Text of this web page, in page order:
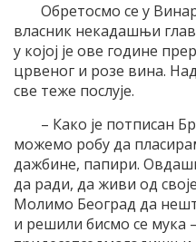
Обретосмо се у
власник некадашњи
у којој је ове године
црвеног и розе вина.
све теже послује.
– Како је потписан
можемо робу да
дажбине, папири.
да ради, да живи од
Молимо Београд да
и решили бисмо се мука